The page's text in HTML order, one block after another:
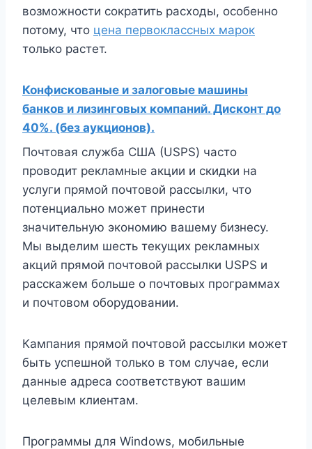
возможности сократить расходы, особенно
потому, что цена первоклассных марок
только растет.
Конфискованые и залоговые машины
банков и лизинговых компаний. Дисконт до
40%. (без аукционов).
Почтовая служба США (USPS) часто
проводит рекламные акции и скидки на
услуги прямой почтовой рассылки, что
потенциально может принести
значительную экономию вашему бизнесу.
Мы выделим шесть текущих рекламных
акций прямой почтовой рассылки USPS и
расскажем больше о почтовых программах
и почтовом оборудовании.
Кампания прямой почтовой рассылки может
быть успешной только в том случае, если
данные адреса соответствуют вашим
целевым клиентам.
Программы для Windows, мобильные